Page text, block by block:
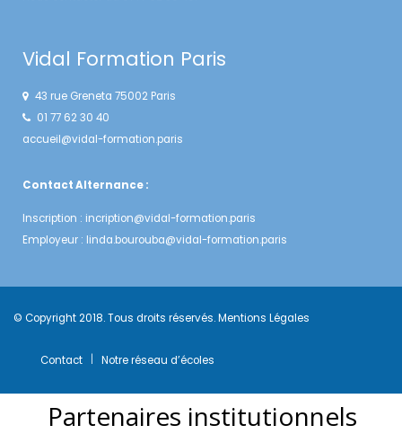
Vidal Formation Paris
43 rue Greneta 75002 Paris
01 77 62 30 40
accueil@vidal-formation.paris
Contact Alternance :
Inscription : incription@vidal-formation.paris
Employeur : linda.bourouba@vidal-formation.paris
© Copyright 2018. Tous droits réservés.Mentions Légales
Contact Notre réseau d’écoles
Partenaires institutionnels